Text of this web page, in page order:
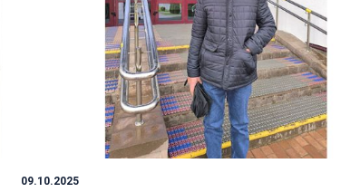
09.10.2025